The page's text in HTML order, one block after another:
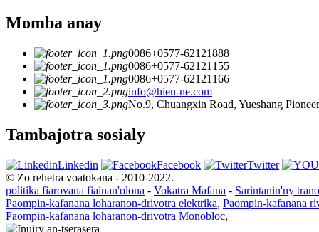
Momba anay
0086+0577-62121888
0086+0577-62121155
0086+0577-62121166
info@hien-ne.com
No.9, Chuangxin Road, Yueshang
Tambajotra sosialy
Linkedin Facebook Twitter
© Zo rehetra voatokana - 2010-2022.
politika fiarovana fiainan'olona - Vokatra Mafana - Sarintanin'ny
Paompin-kafanana loharanon-drivotra elektrika, Paompin-kafanana
Paompin-kafanana loharanon-drivotra Monobloc,